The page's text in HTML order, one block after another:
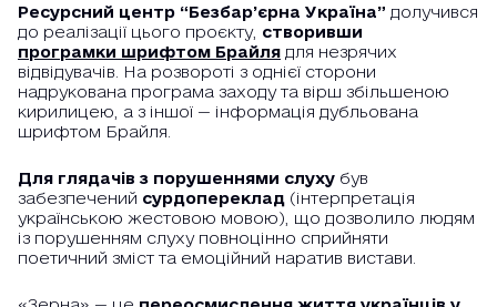
Ресурсний центр “Безбар’єрна Україна” долучився
до реалізації цього проєкту, створивши
програмки шрифтом Брайля для незрячих
відвідувачів. На розвороті з однієї сторони
надрукована програма заходу та вірш збільшеною
кирилицею, а з іншої — інформація дубльована
шрифтом Брайля.
Для глядачів з порушеннями слуху був
забезпечений сурдопереклад (інтерпретація
українською жестовою мовою), що дозволило людям
із порушенням слуху повноцінно сприйняти
поетичний зміст та емоційний наратив вистави.